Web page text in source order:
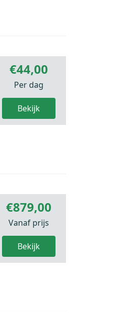
€44,00
Per dag
Bekijk
€879,00
Vanaf prijs
Bekijk